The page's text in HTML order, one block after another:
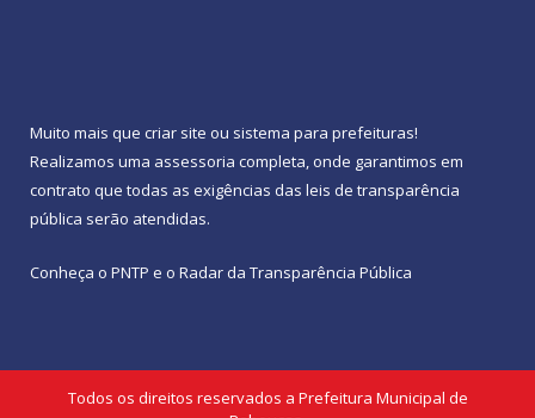
Muito mais que criar site ou sistema para prefeituras!
Realizamos uma assessoria completa, onde garantimos em
contrato que todas as exigências das leis de transparência
pública serão atendidas.
Conheça o PNTP e o Radar da Transparência Pública
Todos os direitos reservados a Prefeitura Municipal de